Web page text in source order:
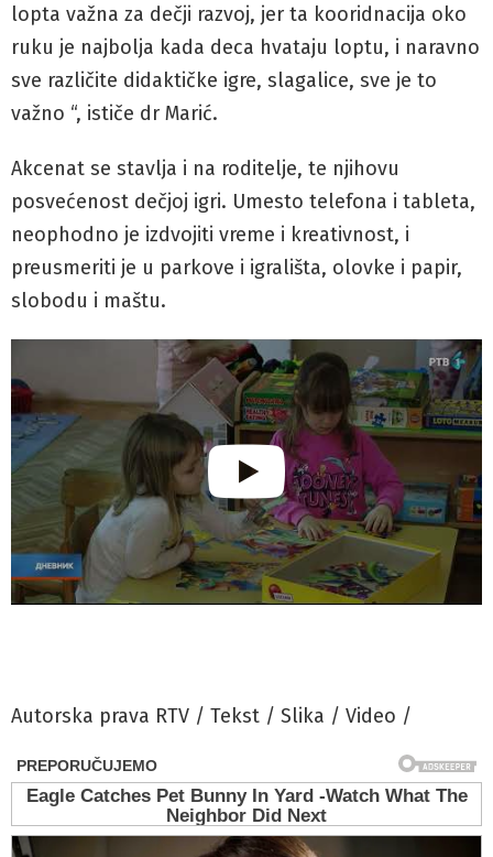
lopta važna za dečji razvoj, jer ta kooridnacija oko
ruku je najbolja kada deca hvataju loptu, i naravno
sve različite didaktičke igre, slagalice, sve je to
važno “, ističe dr Marić.
Akcenat se stavlja i na roditelje, te njihovu
posvećenost dečjoj igri. Umesto telefona i tableta,
neophodno je izdvojiti vreme i kreativnost, i
preusmeriti je u parkove i igrališta, olovke i papir,
slobodu i maštu.
Autorska prava RTV / Tekst / Slika / Video /